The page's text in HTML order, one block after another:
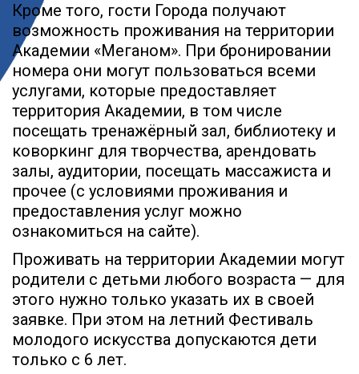
Кроме того, гости Города получают
возможность проживания на территории
Академии «Меганом». При бронировании
номера они могут пользоваться всеми
услугами, которые предоставляет
территория Академии, в том числе
посещать тренажёрный зал, библиотеку и
коворкинг для творчества, арендовать
залы, аудитории, посещать массажиста и
прочее (с условиями проживания и
предоставления услуг можно
ознакомиться на сайте).
Проживать на территории Академии могут
родители с детьми любого возраста — для
этого нужно только указать их в своей
заявке. При этом на летний Фестиваль
молодого искусства допускаются дети
только с 6 лет.